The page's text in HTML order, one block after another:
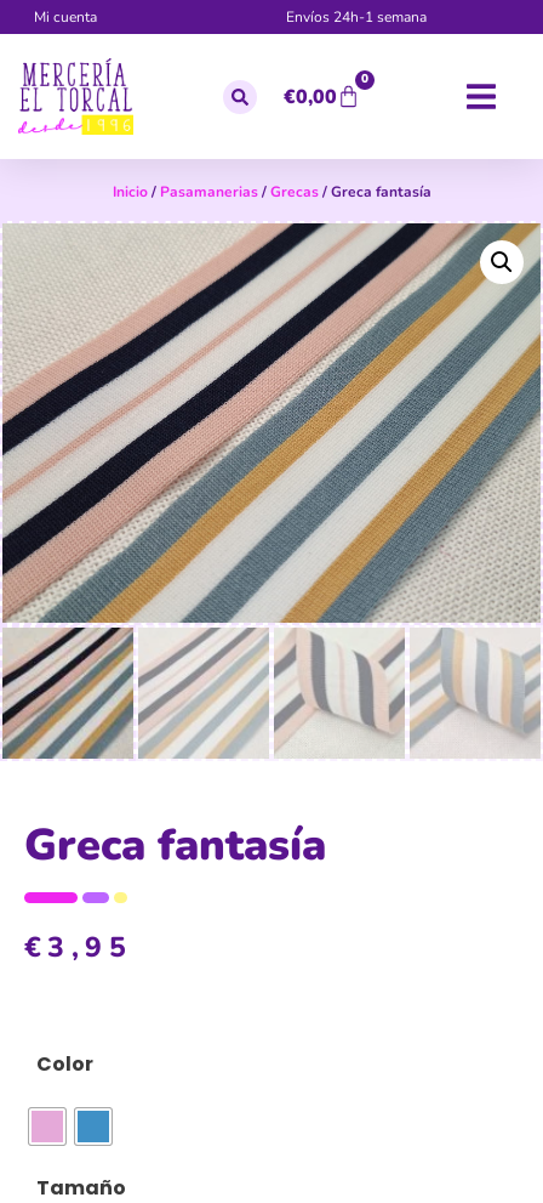
Mi cuenta Envíos 24h-1 semana
€0,00
0
Inicio/ Pasamanerias/Grecas/ Greca fantasía
Greca fantasía
€3,95
Color
Tamaño